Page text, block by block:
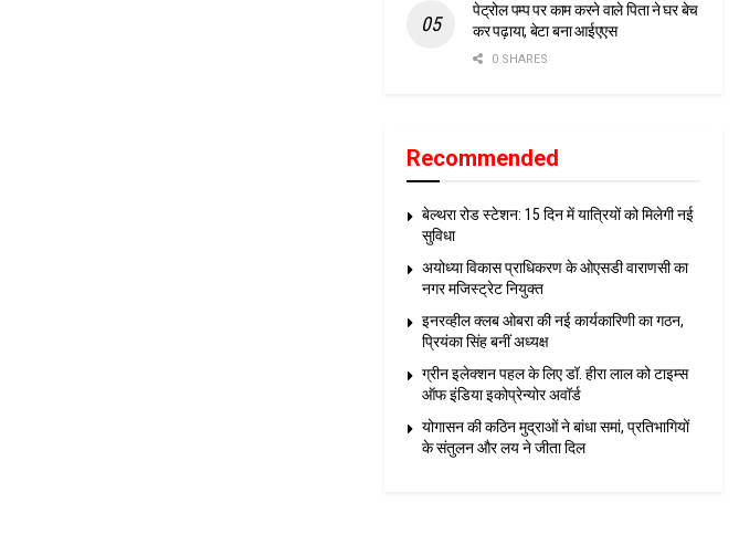
पेट्रोल पम्प पर काम करने वाले पिता ने घर बेच
कर पढ़ाया, बेटा बना आईएएस
0 SHARES
Recommended
बेल्थरा रोड स्टेशन: 15 दिन में यात्रियों को मिलेगी नई
सुविधा
अयोध्या विकास प्राधिकरण के ओएसडी वाराणसी का
नगर मजिस्ट्रेट नियुक्त
इनरव्हील क्लब ओबरा की नई कार्यकारिणी का गठन,
प्रियंका सिंह बनीं अध्यक्ष
ग्रीन इलेक्शन पहल के लिए डॉ. हीरा लाल को टाइम्स
ऑफ इंडिया इकोप्रेन्योर अवॉर्ड
योगासन की कठिन मुद्राओं ने बांधा समां, प्रतिभागियों
के संतुलन और लय ने जीता दिल